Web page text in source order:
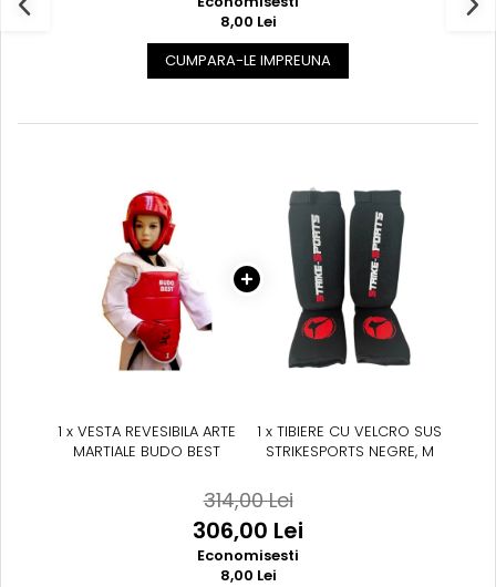
8,00 Lei
CUMPARA-LE IMPREUNA
1 x VESTA REVESIBILA ARTE
MARTIALE BUDO BEST
1 x TIBIERE CU VELCRO SUS
STRIKESPORTS NEGRE, M
314,00 Lei
306,00 Lei
Economisesti
8,00 Lei